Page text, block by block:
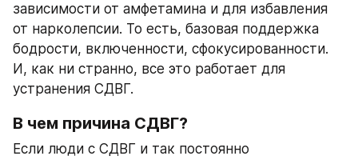
зависимости от амфетамина и для избавления
от нарколепсии. То есть, базовая поддержка
бодрости, включенности, сфокусированности.
И, как ни странно, все это работает для
устранения СДВГ.
В чем причина СДВГ?
Если люди с СДВГ и так постоянно